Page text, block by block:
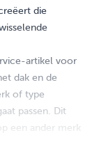
die
artikel voor
dak en de
of type
passen. Dit
een ander merk